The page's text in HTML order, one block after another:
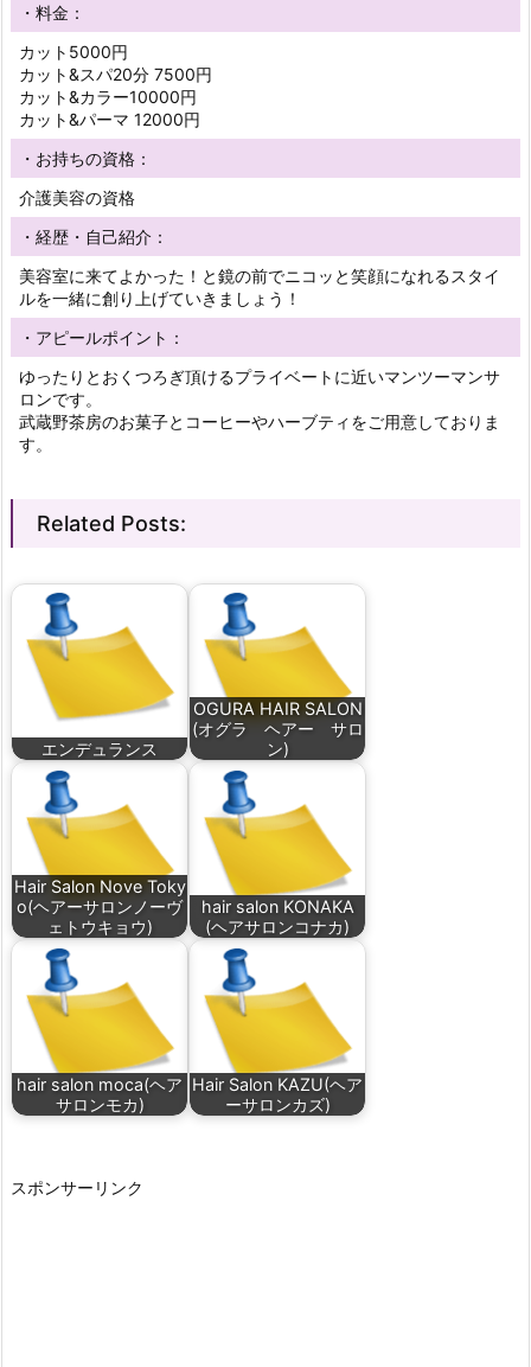
・料金：
カット5000円
カット&スパ20分 7500円
カット&カラー10000円
カット&パーマ 12000円
・お持ちの資格：
介護美容の資格
・経歴・自己紹介：
美容室に来てよかった！と鏡の前でニコッと笑顔になれるスタイ
ルを一緒に創り上げていきましょう！
・アピールポイント：
ゆったりとおくつろぎ頂けるプライベートに近いマンツーマンサ
ロンです。
武蔵野茶房のお菓子とコーヒーやハーブティをご用意しておりま
す。
Related Posts:
エンデュランス
OGURA HAIR SALON
(オグラ ヘアー サロ
ン)
Hair Salon Nove Toky
o(ヘアーサロンノーヴ
ェトウキョウ)
hair salon KONAKA
(ヘアサロンコナカ)
hair salon moca(ヘア
サロンモカ)
Hair Salon KAZU(ヘア
ーサロンカズ)
スポンサーリンク